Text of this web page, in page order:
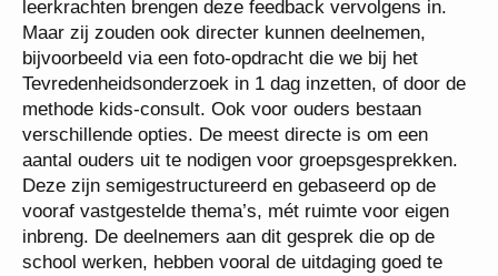
leerkrachten brengen deze feedback vervolgens in.
Maar zij zouden ook directer kunnen deelnemen,
bijvoorbeeld via een foto-opdracht die we bij het
Tevredenheidsonderzoek in 1 dag inzetten, of door de
methode kids-consult. Ook voor ouders bestaan
verschillende opties. De meest directe is om een
aantal ouders uit te nodigen voor groepsgesprekken.
Deze zijn semigestructureerd en gebaseerd op de
vooraf vastgestelde thema’s, mét ruimte voor eigen
inbreng. De deelnemers aan dit gesprek die op de
school werken, hebben vooral de uitdaging goed te